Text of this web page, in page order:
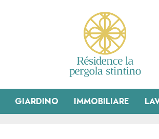
GIARDINO IMMOBILIARE